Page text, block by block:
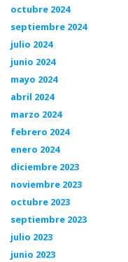
octubre 2024
septiembre 2024
julio 2024
junio 2024
mayo 2024
abril 2024
marzo 2024
febrero 2024
enero 2024
diciembre 2023
noviembre 2023
octubre 2023
septiembre 2023
julio 2023
junio 2023